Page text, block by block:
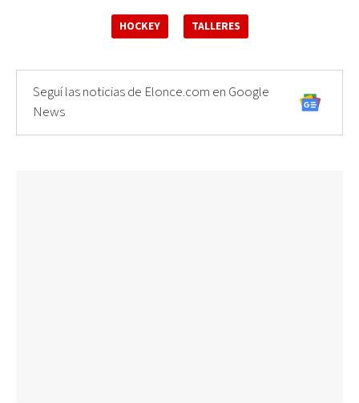
HOCKEY TALLERES
Seguí las noticias de Elonce.com en Google
News